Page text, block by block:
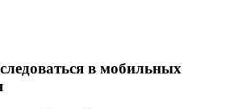
в мобильных